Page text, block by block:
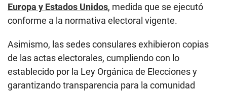
Europa y Estados Unidos, medida que se ejecutó
conforme a la normativa electoral vigente.
Asimismo, las sedes consulares exhibieron copias
de las actas electorales, cumpliendo con lo
establecido por la Ley Orgánica de Elecciones y
garantizando transparencia para la comunidad